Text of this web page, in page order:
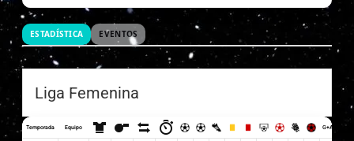
ESTADÍSTICA EVENTOS
Liga Femenina
Temporada Equipo G+A G x